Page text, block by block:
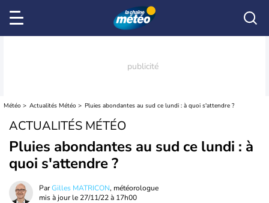
Météo Actualités Météo Pluies abondantes au sud ce lundi : à quoi s'attendre ?
ACTUALITÉS MÉTÉO
Pluies abondantes au sud ce lundi : à
quoi s'attendre ?
ParGilles MATRICON, météorologue
mis à jour le 27/11/22 à 17h00